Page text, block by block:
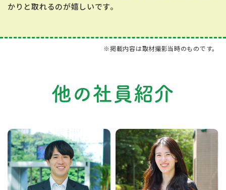
かりと取れるのが嬉しいです。
※掲載内容は取材撮影当時のものです。
他の社員紹介